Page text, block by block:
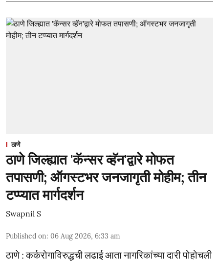
ठाणे
ठाणे जिल्ह्यात 'कॅन्सर व्हॅन'द्वारे मोफत
तपासणी; ऑगस्टभर जनजागृती मोहीम; तीन
टप्प्यात मार्गदर्शन
Swapnil S
Published on: 06 Aug 2026, 6:33 am
ठाणे : कर्करोगाविरुद्धची लढाई आता नागरिकांच्या दारी पोहोचली